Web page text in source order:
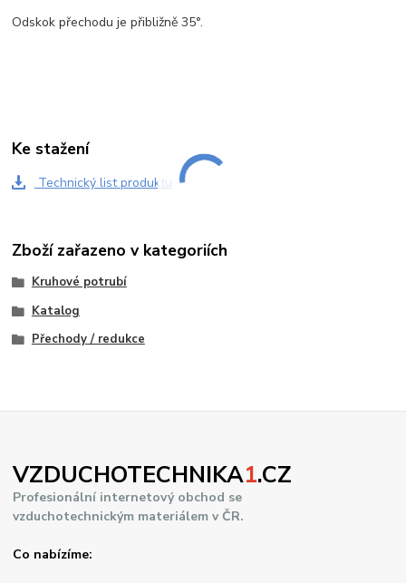
Odskok přechodu je přibližně 35°.
Ke stažení
Technický list produktu
Zboží zařazeno v kategoriích
Kruhové potrubí
Katalog
Přechody / redukce
VZDUCHOTECHNIKA1.CZ
Profesionální internetový obchod se
vzduchotechnickým materiálem v ČR.
Co nabízíme: